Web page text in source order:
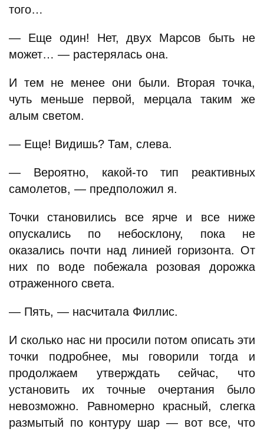
того…
— Еще один! Нет, двух Марсов быть не
может… — растерялась она.
И тем не менее они были. Вторая точка,
чуть меньше первой, мерцала таким же
алым светом.
— Еще! Видишь? Там, слева.
— Вероятно, какой-то тип реактивных
самолетов, — предположил я.
Точки становились все ярче и все ниже
опускались по небосклону, пока не
оказались почти над линией горизонта. От
них по воде побежала розовая дорожка
отраженного света.
— Пять, — насчитала Филлис.
И сколько нас ни просили потом описать эти
точки подробнее, мы говорили тогда и
продолжаем утверждать сейчас, что
установить их точные очертания было
невозможно. Равномерно красный, слегка
размытый по контуру шар — вот все, что